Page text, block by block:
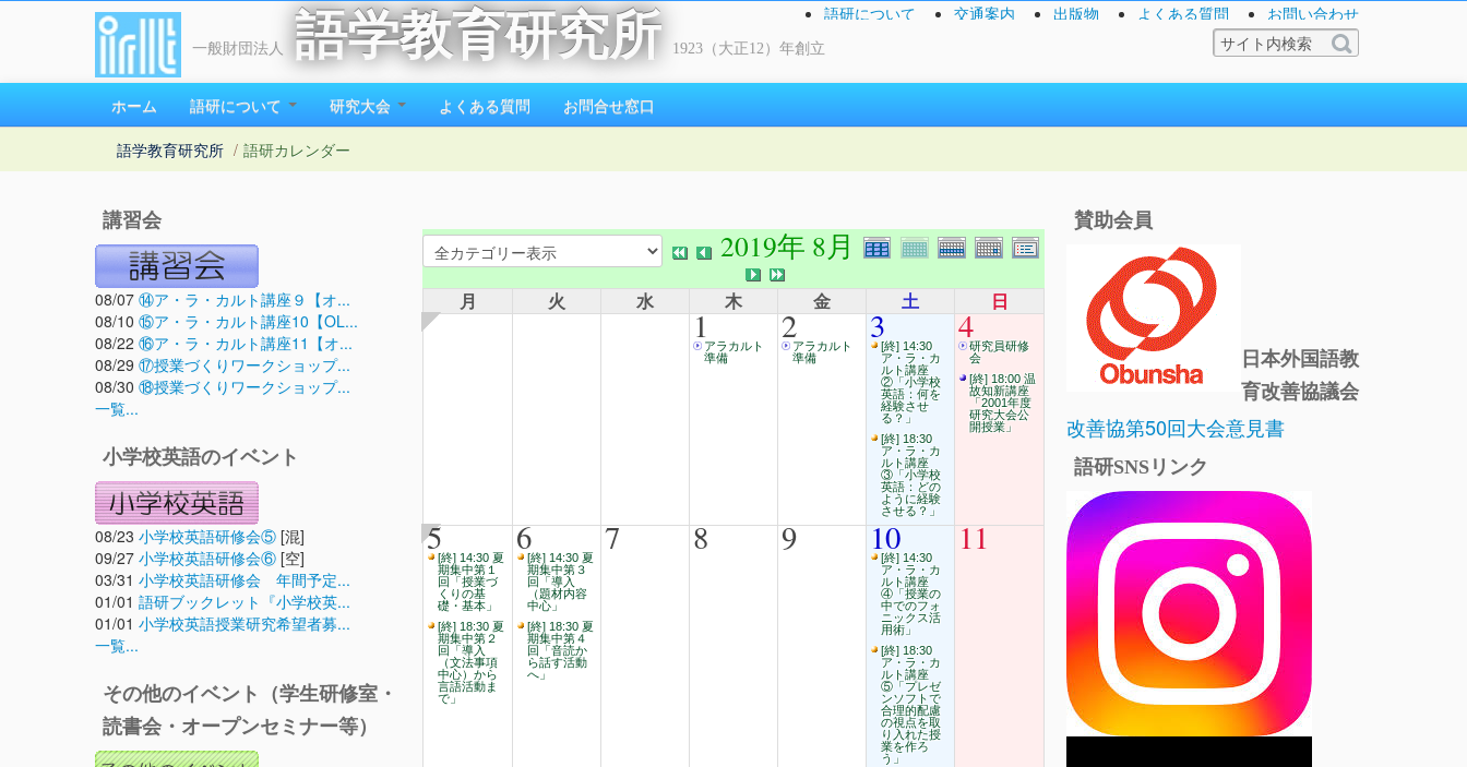
一般財団法人 語学教育研究所 1923（大正12）年創立
語研について 交通案内 出版物 よくある質問 お問い合わせ
ホーム 語研について 研究大会 よくある質問 お問合せ窓口
語学教育研究所 / 語研カレンダー
講習会
08/07 ⑭ア・ラ・カルト講座９【オ...
08/10 ⑮ア・ラ・カルト講座10【OL...
08/22 ⑯ア・ラ・カルト講座11【オ...
08/29 ⑰授業づくりワークショップ...
08/30 ⑱授業づくりワークショップ...
一覧...
小学校英語のイベント
08/23 小学校英語研修会⑤ [混]
09/27 小学校英語研修会⑥ [空]
03/31 小学校英語研修会 年間予定...
01/01 語研ブックレット『小学校英...
01/01 小学校英語授業研究希望者募...
一覧...
その他のイベント（学生研修室・
読書会・オープンセミナー等）
2019年 8月
月 火 水 木 金 土 日
1アラカルト
準備
2アラカルト
準備
3[終] 14:30
ア・ラ・カ
ルト講座
②「小学校
英語：何を
経験させ
る？」
[終] 18:30
ア・ラ・カ
ルト講座
③「小学校
英語：どの
ように経験
させる？」
4研究員研修
会
[終] 18:00 温
故知新講座
「2001年度
研究大会公
開授業」
5[終] 14:30 夏
期集中第１
回「授業づ
くりの基
礎・基本」
[終] 18:30 夏
期集中第２
回「導入
（文法事項
中心）から
言語活動ま
で」
6[終] 14:30 夏
期集中第３
回「導入
（題材内容
中心」
[終] 18:30 夏
期集中第４
回「音読か
ら話す活動
へ」
7 8 9 10
[終] 14:30
ア・ラ・カ
ルト講座
④「授業の
中でのフォ
ニックス活
用術」
[終] 18:30
ア・ラ・カ
ルト講座
⑤「プレゼ
ンソフトで
合理的配慮
の視点を取
り入れた授
業を作ろ
う」
11
賛助会員
日本外国語教
育改善協議会
改善協第50回大会意見書
語研SNSリンク